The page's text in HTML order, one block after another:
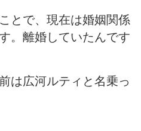
とで、現在は婚姻関係
。離婚していたんです
は広河ルティと名乗っ